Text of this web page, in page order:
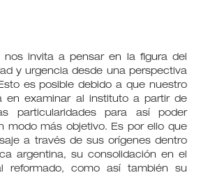
nos invita a pensar en la figura del
y urgencia desde una perspectiva
es posible debido a que nuestro
en examinar al instituto a partir de
particularidades para así poder
modo más objetivo. Es por ello que
a través de sus orígenes dentro
argentina, su consolidación en el
reformado, como así también su